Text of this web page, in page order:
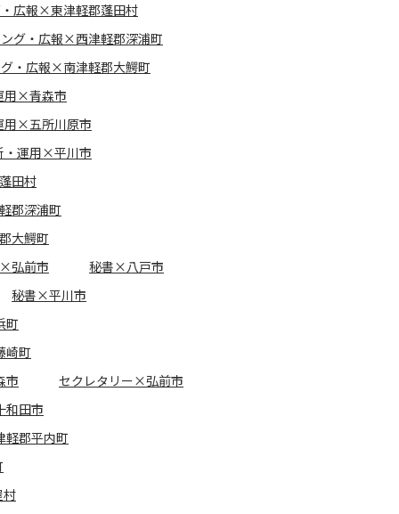
広報×東津軽郡蓬田村
グ・広報×西津軽郡深浦町
・広報×南津軽郡大鰐町
用×青森市
用×五所川原市
・運用×平川市
田村
郡深浦町
大鰐町
弘前市
秘書×八戸市
秘書×平川市
町
崎町
市
セクレタリー×弘前市
和田市
郡平内町
村